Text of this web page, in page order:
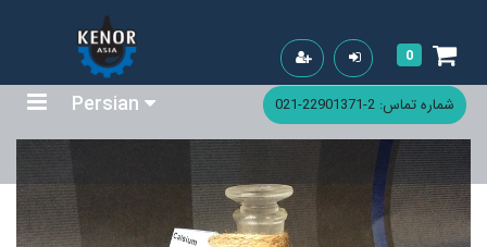
0
شماره تماس: 2-22901371-021 Persian